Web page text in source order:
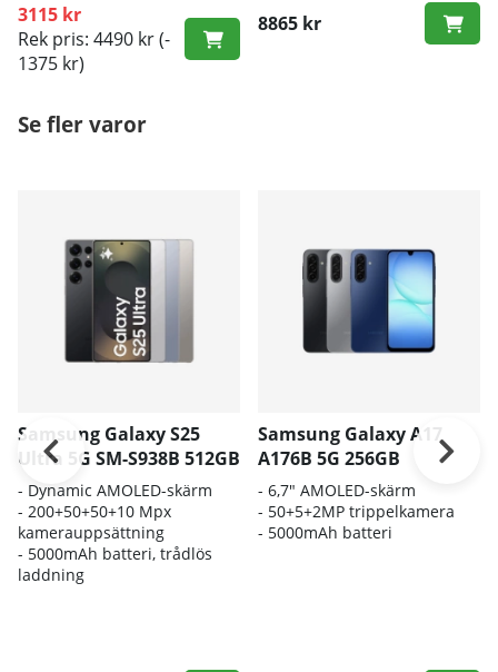
3115 kr
Rek pris: 4490 kr(-
1375 kr)
8865 kr
Se fler varor
Samsung Galaxy S25
Ultra 5G SM-S938B 512GB
- Dynamic AMOLED-skärm
- 200+50+50+10 Mpx
kamerauppsättning
- 5000mAh batteri, trådlös
laddning
Samsung Galaxy A17
A176B 5G 256GB
- 6,7" AMOLED-skärm
- 50+5+2MP trippelkamera
- 5000mAh batteri